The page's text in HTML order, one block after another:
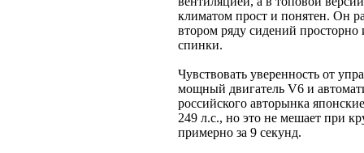
климатом прост и понятен. Он
втором ряду сидений просторно
спинки.
Чувствовать уверенность от
мощный двигатель V6 и
российского авторынка
249 л.с., но это не мешает при
примерно за 9 секунд.